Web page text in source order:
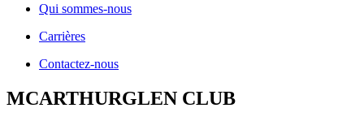
Qui sommes-nous
Carrières
Contactez-nous
MCARTHURGLEN CLUB